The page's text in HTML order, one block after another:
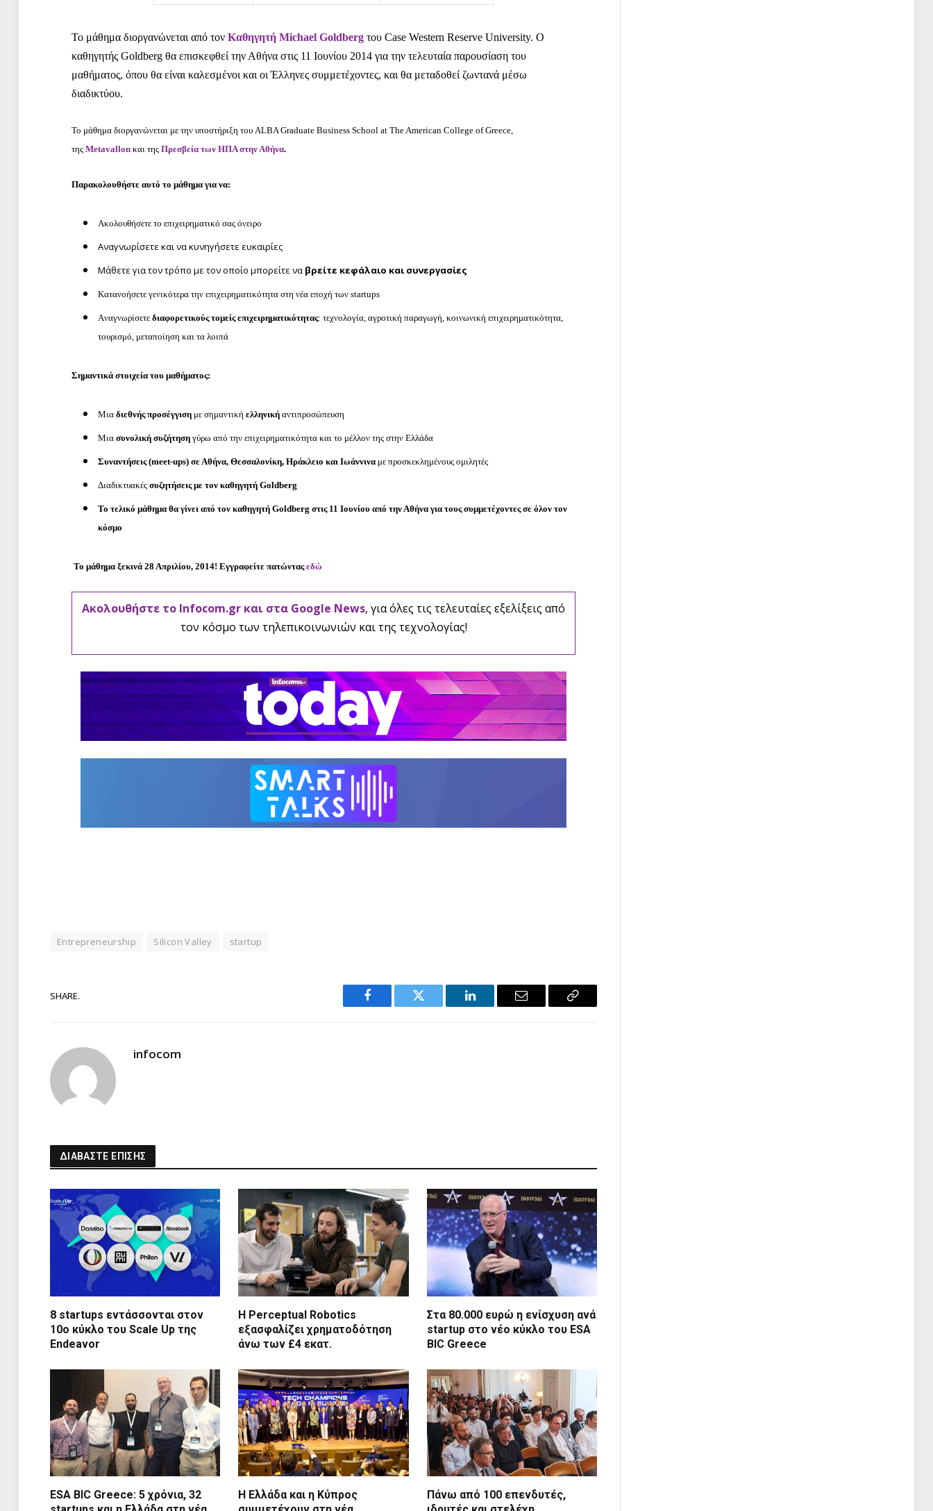
Το μάθημα διοργανώνεται από τον Καθηγητή Michael Goldberg του Case Western Reserve University. Ο
καθηγητής Goldberg θα επισκεφθεί την Αθήνα στις 11 Ιουνίου 2014 για την τελευταία παρουσίαση του
μαθήματος, όπου θα είναι καλεσμένοι και οι Έλληνες συμμετέχοντες, και θα μεταδοθεί ζωντανά μέσω
διαδικτύου.
Το μάθημα διοργανώνεται με την υποστήριξη του ALBA Graduate Business School at The American College of Greece,
της Metavallon και της Πρεσβεία των ΗΠΑ στην Αθήνα.
Παρακολουθήστε αυτό το μάθημα για να:
Ακολουθήσετε το επιχειρηματικό σας όνειρο
Αναγνωρίσετε και να κυνηγήσετε ευκαιρίες
Μάθετε για τον τρόπο με τον οποίο μπορείτε να βρείτε κεφάλαιο και συνεργασίες
Κατανοήσετε γενικότερα την επιχειρηματικότητα στη νέα εποχή των startups
Aναγνωρίσετε διαφορετικούς τομείς επιχειρηματικότητας: τεχνολογία, αγροτική παραγωγή, κοινωνική επιχειρηματικότητα,
τουρισμό, μεταποίηση και τα λοιπά
Σημαντικά στοιχεία του μαθήματος:
Μια διεθνής προσέγγιση με σημαντική ελληνική αντιπροσώπευση
Μια συνολική συζήτηση γύρω από την επιχειρηματικότητα και το μέλλον της στην Ελλάδα
Συναντήσεις (meet-ups) σε Αθήνα, Θεσσαλονίκη, Ηράκλειο και Ιωάννινα με προσκεκλημένους ομιλητές
Διαδικτυακές συζητήσεις με τον καθηγητή Goldberg
Το τελικό μάθημα θα γίνει από τον καθηγητή Goldberg στις 11 Ιουνίου από την Αθήνα για τους συμμετέχοντες σε όλον τον
κόσμο
Το μάθημα ξεκινά 28 Απριλίου, 2014! Εγγραφείτε πατώνταςεδώ
Ακολουθήστε το Infocom.gr και στα Google News, για όλες τις τελευταίες εξελίξεις από
τον κόσμο των τηλεπικοινωνιών και της τεχνολογίας!
Entrepreneurship Silicon Valley startup
SHARE.
Facebook Twitter LinkedIn Email
Copy
infocom
ΔΙΑΒΑΣΤΕ ΕΠΙΣΗΣ
8 startups εντάσσονται στον
10ο κύκλο του Scale Up της
Endeavor
Η Perceptual Robotics
εξασφαλίζει χρηματοδότηση
άνω των £4 εκατ.
Στα 80.000 ευρώ η ενίσχυση ανά
startup στο νέο κύκλο του ESA
BIC Greece
ESA BIC Greece: 5 χρόνια, 32
Η Ελλάδα και η Κύπρος
Πάνω από 100 επενδυτές,